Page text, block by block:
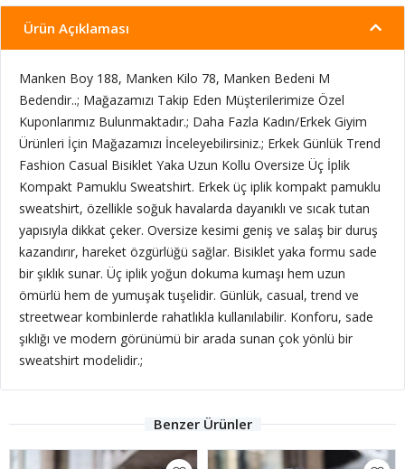
Ürün Açıklaması
Manken Boy 188, Manken Kilo 78, Manken Bedeni M
Bedendir..; Mağazamızı Takip Eden Müşterilerimize Özel
Kuponlarımız Bulunmaktadır.; Daha Fazla Kadın/Erkek Giyim
Ürünleri İçin Mağazamızı İnceleyebilirsiniz.; Erkek Günlük Trend
Fashion Casual Bisiklet Yaka Uzun Kollu Oversize Üç İplik
Kompakt Pamuklu Sweatshirt. Erkek üç iplik kompakt pamuklu
sweatshirt, özellikle soğuk havalarda dayanıklı ve sıcak tutan
yapısıyla dikkat çeker. Oversize kesimi geniş ve salaş bir duruş
kazandırır, hareket özgürlüğü sağlar. Bisiklet yaka formu sade
bir şıklık sunar. Üç iplik yoğun dokuma kumaşı hem uzun
ömürlü hem de yumuşak tuşelidir. Günlük, casual, trend ve
streetwear kombinlerde rahatlıkla kullanılabilir. Konforu, sade
şıklığı ve modern görünümü bir arada sunan çok yönlü bir
sweatshirt modelidir.;
Benzer Ürünler